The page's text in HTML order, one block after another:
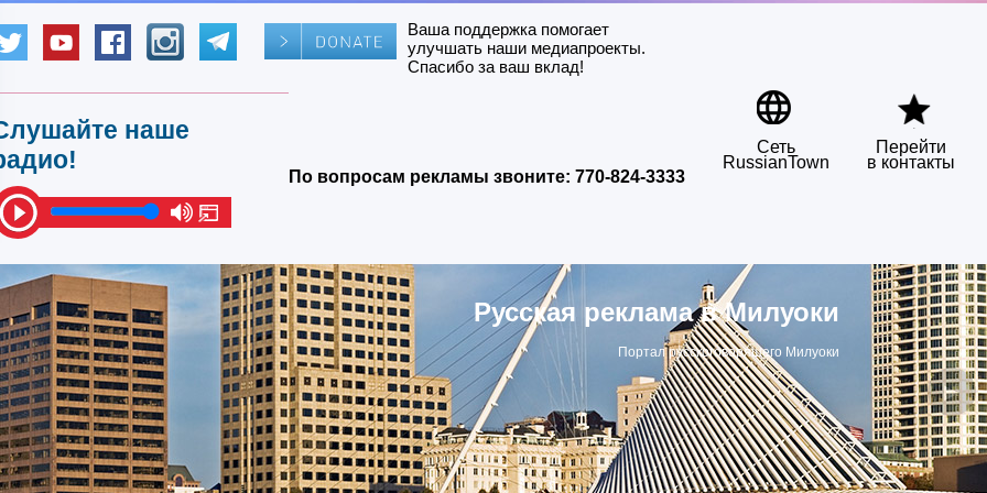
Ваша поддержка помогает
улучшать наши медиапроекты.
Спасибо за ваш вклад!
наше
По вопросам рекламы звоните: 770-824-3333
Сеть
RussianTown
Перейти
в контакты
Русская реклама в Милуоки
Портал русскоговорящего Милуоки
▶